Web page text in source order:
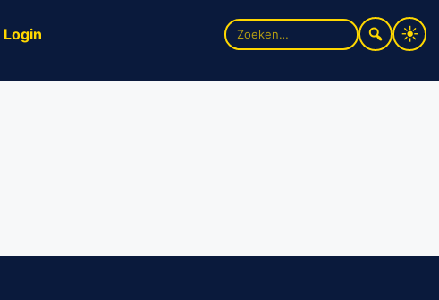
Login
Zoek
naar: